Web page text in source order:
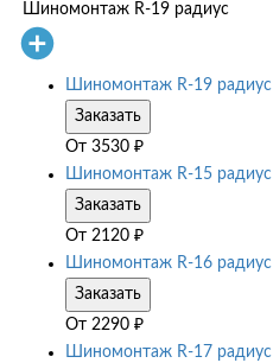
Шиномонтаж R-19 радиус
Шиномонтаж R-19 радиус
Заказать
От 3530 ₽
Шиномонтаж R-15 радиус
Заказать
От 2120 ₽
Шиномонтаж R-16 радиус
Заказать
От 2290 ₽
Шиномонтаж R-17 радиус